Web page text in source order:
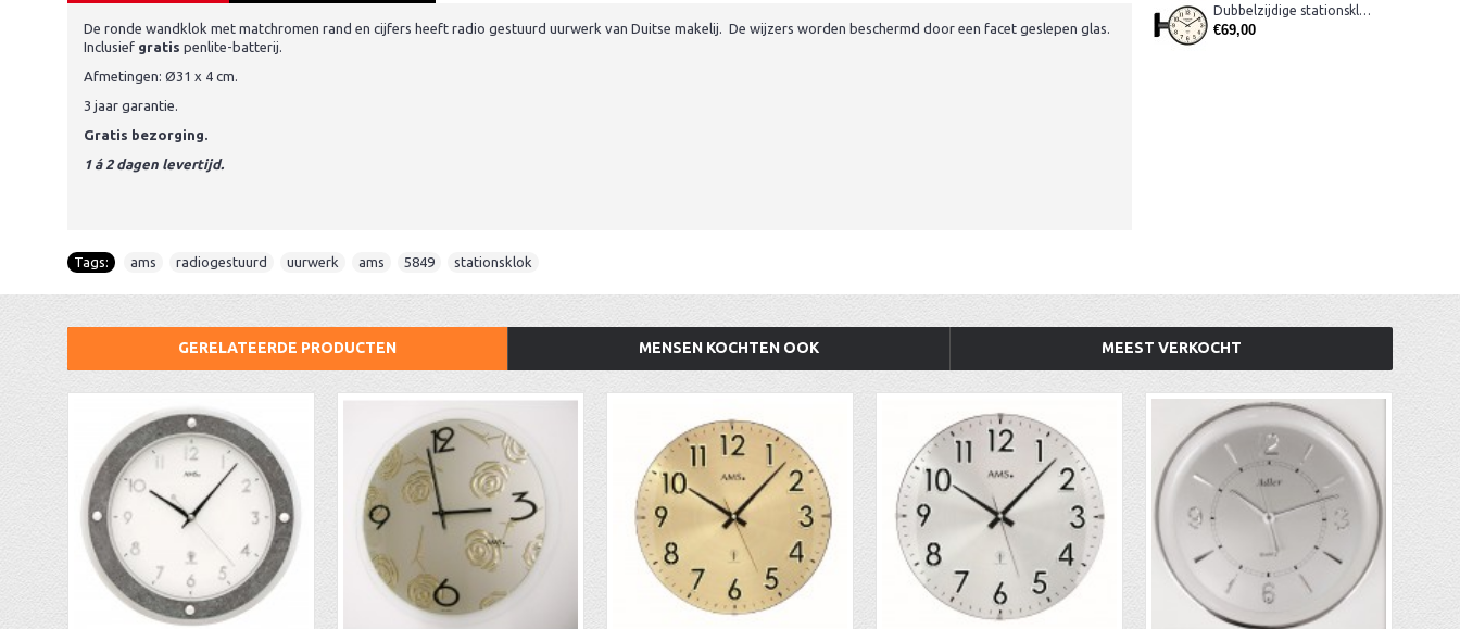
Dubbelzijdige stationsklok metaal 1879
€69,00
De ronde wandklok met matchromen rand en cijfers heeft radio gestuurd uurwerk van Duitse makelij. De wijzers worden beschermd door een facet geslepen glas.
Inclusief gratis penlite-batterij.
Afmetingen: Ø31 x 4 cm.
3 jaar garantie.
Gratis bezorging.
1 á 2 dagen levertijd.
Tags: ams radiogestuurd uurwerk ams 5849 stationsklok
GERELATEERDE PRODUCTEN MENSEN KOCHTEN OOK MEEST VERKOCHT